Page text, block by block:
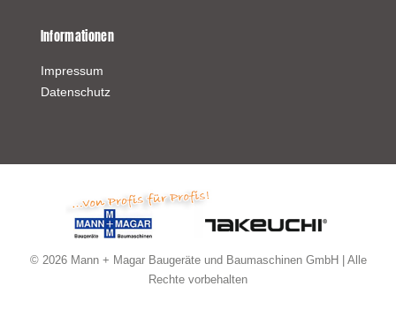
Informationen
Impressum
Datenschutz
© 2026 Mann + Magar Baugeräte und Baumaschinen GmbH | Alle
Rechte vorbehalten